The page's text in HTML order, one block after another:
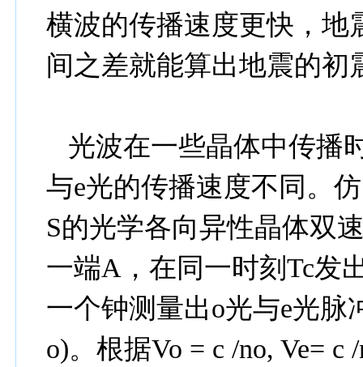
横波的传播速度更快，地
间之差就能算出地震的初
光波在一些晶体中传播
与e光的传播速度不同。
S的光学各向异性晶体双
一端A ，在同一时刻Tc发
一个钟测量出o光与e光脉
o)。根据Vo = c /no, Ve= c /